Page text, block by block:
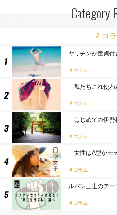
Category
＃コ
ヤリチンか童貞
コラム
「私たちこれ使
コラム
「はじめての伊
コラム
「女性はA型が
コラム
ルパン三世のテ
コラム